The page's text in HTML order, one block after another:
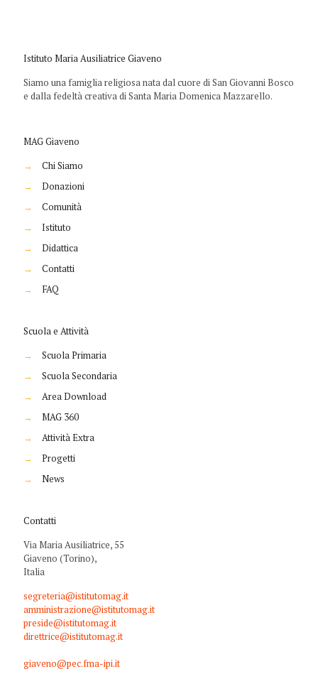
Istituto Maria Ausiliatrice Giaveno
Siamo una famiglia religiosa nata dal cuore di San Giovanni Bosco
e dalla fedeltà creativa di Santa Maria Domenica Mazzarello.
MAG Giaveno
→
Chi Siamo
→
Donazioni
→
Comunità
→
Istituto
→
Didattica
→
Contatti
→
FAQ
Scuola e Attività
→
Scuola Primaria
→
Scuola Secondaria
→
Area Download
→
MAG 360
→
Attività Extra
→
Progetti
→
News
Contatti
Via Maria Ausiliatrice, 55
Giaveno (Torino),
Italia
segreteria@istitutomag.it
amministrazione@istitutomag.it
preside@istitutomag.it
direttrice@istitutomag.it
giaveno@pec.fma-ipi.it